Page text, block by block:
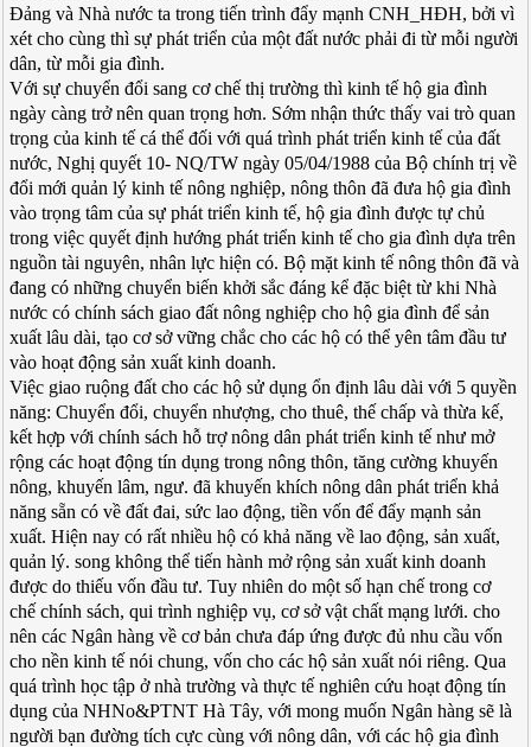
Đảng và Nhà nước ta trong tiến trình đẩy mạnh CNH_HĐH, bởi vì
xét cho cùng thì sự phát triển của một đất nước phải đi từ mỗi người
dân, từ mỗi gia đình.
Với sự chuyển đổi sang cơ chế thị trường thì kinh tế hộ gia đình
ngày càng trở nên quan trọng hơn. Sớm nhận thức thấy vai trò quan
trọng của kinh tế cá thể đối với quá trình phát triển kinh tế của đất
nước, Nghị quyết 10- NQ/TW ngày 05/04/1988 của Bộ chính trị về
đổi mới quản lý kinh tế nông nghiệp, nông thôn đã đưa hộ gia đình
vào trọng tâm của sự phát triển kinh tế, hộ gia đình được tự chủ
trong việc quyết định hướng phát triển kinh tế cho gia đình dựa trên
nguồn tài nguyên, nhân lực hiện có. Bộ mặt kinh tế nông thôn đã và
đang có những chuyển biến khởi sắc đáng kể đặc biệt từ khi Nhà
nước có chính sách giao đất nông nghiệp cho hộ gia đình để sản
xuất lâu dài, tạo cơ sở vững chắc cho các hộ có thể yên tâm đầu tư
vào hoạt động sản xuất kinh doanh.
Việc giao ruộng đất cho các hộ sử dụng ổn định lâu dài với 5 quyền
năng: Chuyển đổi, chuyển nhượng, cho thuê, thế chấp và thừa kế,
kết hợp với chính sách hỗ trợ nông dân phát triển kinh tế như mở
rộng các hoạt động tín dụng trong nông thôn, tăng cường khuyến
nông, khuyến lâm, ngư. đã khuyến khích nông dân phát triển khả
năng sẵn có về đất đai, sức lao động, tiền vốn để đẩy mạnh sản
xuất. Hiện nay có rất nhiều hộ có khả năng về lao động, sản xuất,
quản lý. song không thể tiến hành mở rộng sản xuất kinh doanh
được do thiếu vốn đầu tư. Tuy nhiên do một số hạn chế trong cơ
chế chính sách, qui trình nghiệp vụ, cơ sở vật chất mạng lưới. cho
nên các Ngân hàng về cơ bản chưa đáp ứng được đủ nhu cầu vốn
cho nền kinh tế nói chung, vốn cho các hộ sản xuất nói riêng. Qua
quá trình học tập ở nhà trường và thực tế nghiên cứu hoạt động tín
dụng của NHNo&PTNT Hà Tây, với mong muốn Ngân hàng sẽ là
người bạn đường tích cực cùng với nông dân, với các hộ gia đình